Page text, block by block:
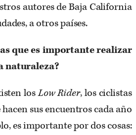
autores de Baja California
a otros países.
que es importante realizar
naturaleza?
losLow Rider, los ciclistas
sus encuentros cada año
es importante por dos cosas: